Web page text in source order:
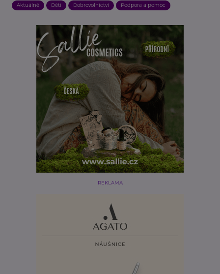
Aktuálně Děti Dobrovolnictví Podpora a pomoc
REKLAMA